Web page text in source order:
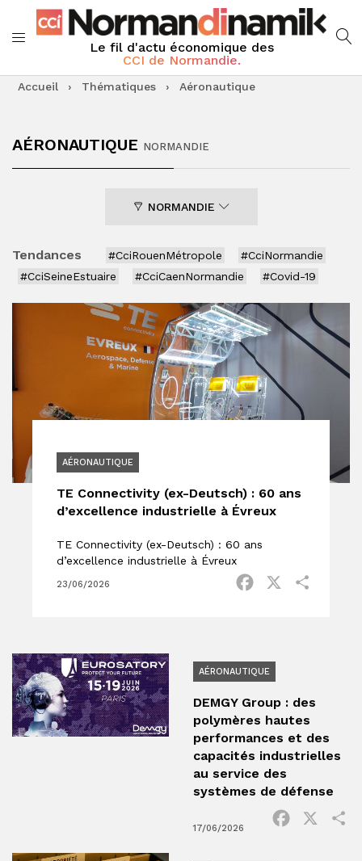
Le fil d'actu économique des
CCI de Normandie.
Accueil › Thématiques › Aéronautique
AÉRONAUTIQUE NORMANDIE
NORMANDIE
Tendances #CciRouenMétropole
#CciNormandie
#CciSeineEstuaire
#CciCaenNormandie #Covid-19
AÉRONAUTIQUE
TE Connectivity (ex-Deutsch) : 60 ans
d’excellence industrielle à Évreux
TE Connectivity (ex-Deutsch) : 60 ans
d’excellence industrielle à Évreux
23/06/2026 Facebook
AÉRONAUTIQUE
DEMGY Group : des
polymères hautes
performances et des
capacités industrielles
au service des
systèmes de défense
17/06/2026
Facebook